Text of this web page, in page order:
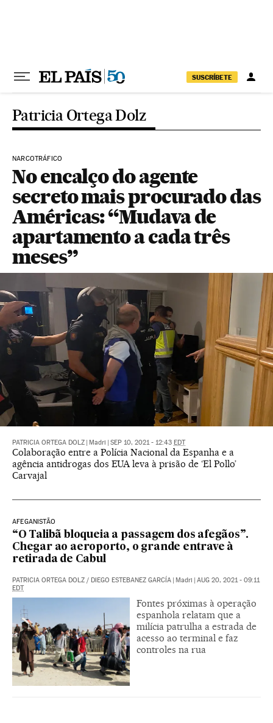
SUSCRÍBETE
Patricia Ortega Dolz
NARCOTRÁFICO
No encalço do agente
secreto mais procurado das
Américas: “Mudava de
apartamento a cada três
meses”
PATRICIA ORTEGA DOLZ Madri SEP 10, 2021 - 12:43 EDT
Colaboração entre a Polícia Nacional da Espanha e a
agência antidrogas dos EUA leva à prisão de ‘El Pollo’
Carvajal
AFEGANISTÃO
“O Talibã bloqueia a passagem dos afegãos”.
Chegar ao aeroporto, o grande entrave à
retirada de Cabul
PATRICIA ORTEGA DOLZ / DIEGO ESTEBANEZ GARCÍA Madri
AUG 20, 2021 - 09:11
EDT
Fontes próximas à operação
espanhola relatam que a
milícia patrulha a estrada de
acesso ao terminal e faz
controles na rua